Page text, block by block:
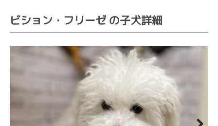
ビション・フリーゼ の子犬詳細